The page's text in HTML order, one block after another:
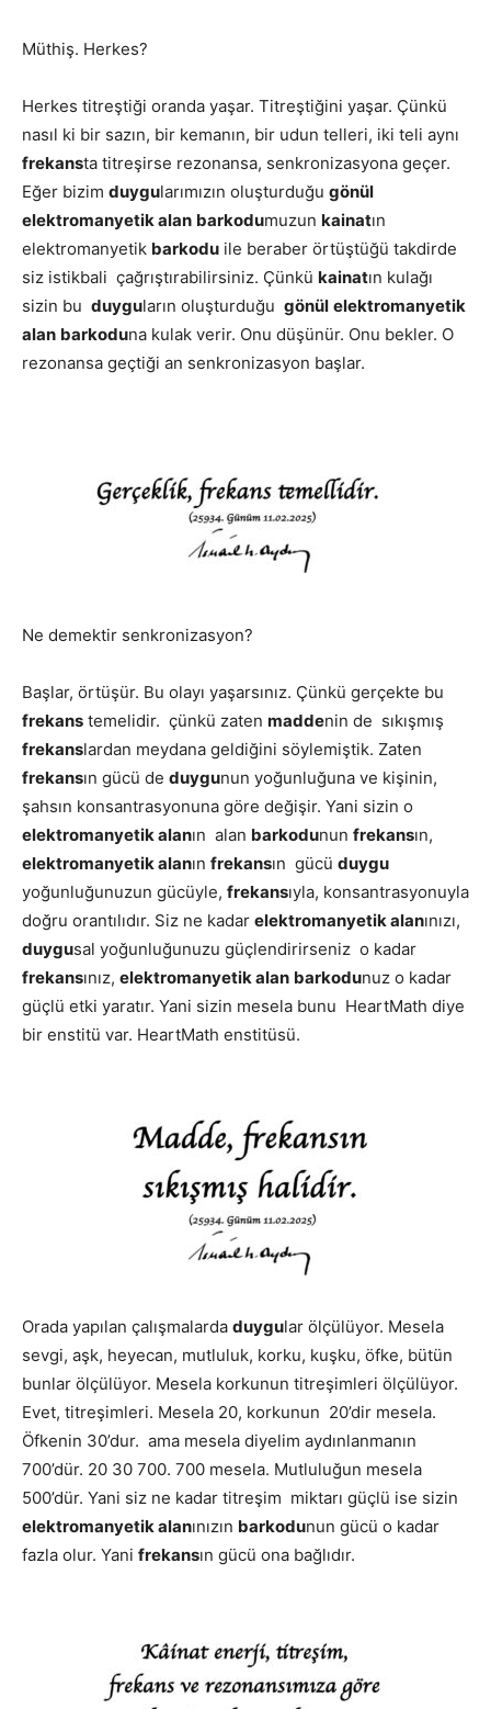
Müthiş. Herkes?
Herkes titreştiği oranda yaşar. Titreştiğini yaşar. Çünkü
nasıl ki bir sazın, bir kemanın, bir udun telleri, iki teli aynı
frekansta titreşirse rezonansa, senkronizasyona geçer.
Eğer bizim duygularımızın oluşturduğu gönül
elektromanyetik alan barkodumuzun kainatın
elektromanyetik barkodu ile beraber örtüştüğü takdirde
siz istikbali çağrıştırabilirsiniz. Çünkü kainatın kulağı
sizin bu duyguların oluşturduğu gönül elektromanyetik
alan barkoduna kulak verir. Onu düşünür. Onu bekler. O
rezonansa geçtiği an senkronizasyon başlar.
Ne demektir senkronizasyon?
Başlar, örtüşür. Bu olayı yaşarsınız. Çünkü gerçekte bu
frekans temelidir. çünkü zaten maddenin de sıkışmış
frekanslardan meydana geldiğini söylemiştik. Zaten
frekansın gücü de duygunun yoğunluğuna ve kişinin,
şahsın konsantrasyonuna göre değişir. Yani sizin o
elektromanyetik alanın alan barkodunun frekansın,
elektromanyetik alanın frekansın gücü duygu
yoğunluğunuzun gücüyle, frekansıyla, konsantrasyonuyla
doğru orantılıdır. Siz ne kadar elektromanyetik alanınızı,
duygusal yoğunluğunuzu güçlendirirseniz o kadar
frekansınız, elektromanyetik alan barkodunuz o kadar
güçlü etki yaratır. Yani sizin mesela bunu HeartMath diye
bir enstitü var. HeartMath enstitüsü.
Orada yapılan çalışmalarda duygular ölçülüyor. Mesela
sevgi, aşk, heyecan, mutluluk, korku, kuşku, öfke, bütün
bunlar ölçülüyor. Mesela korkunun titreşimleri ölçülüyor.
Evet, titreşimleri. Mesela 20, korkunun 20’dir mesela.
Öfkenin 30’dur. ama mesela diyelim aydınlanmanın
700’dür. 20 30 700. 700 mesela. Mutluluğun mesela
500’dür. Yani siz ne kadar titreşim miktarı güçlü ise sizin
elektromanyetik alanınızın barkodunun gücü o kadar
fazla olur. Yani frekansın gücü ona bağlıdır.